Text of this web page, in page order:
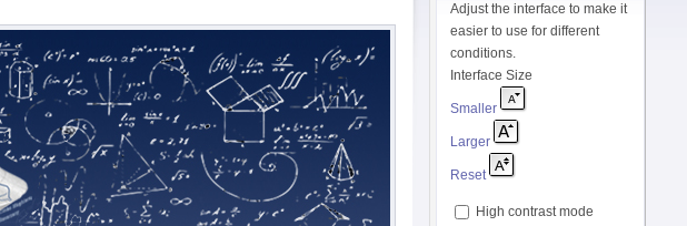
Adjust the interface to make it
easier to use for different
conditions.
Interface Size
Smaller
Larger
Reset
High contrast mode